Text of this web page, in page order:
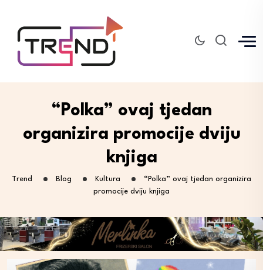
“Polka” ovaj tjedan
organizira promocije dviju
knjiga
Trend Blog Kultura
“Polka” ovaj tjedan organizira
promocije dviju knjiga